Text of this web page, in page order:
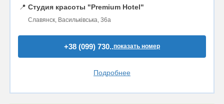
📍 Студия красоты "Premium Hotel"
Славянск, Васильківська, 36а
+38 (099) 730..показать номер
Подробнее